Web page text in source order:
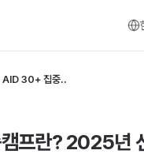
AID 30+ 집중..
프란? 2025년